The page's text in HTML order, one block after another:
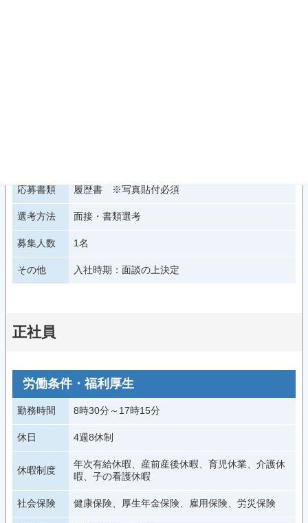
応募書類 履歴書 ※写真貼付必須
選考方法 面接・書類選考
募集人数 1名
その他 入社時期：面談の上決定
正社員
労働条件・福利厚生
勤務時間 8時30分～17時15分
休日 4週8休制
休暇制度
年次有給休暇、産前産後休暇、育児休業、介護休
暇、子の看護休暇
社会保険 健康保険、厚生年金保険、雇用保険、労災保険